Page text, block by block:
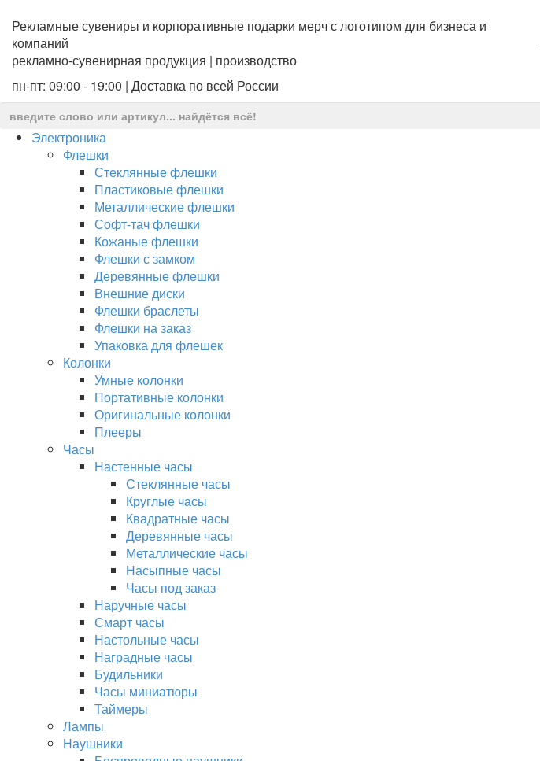
Рекламные сувениры и корпоративные подарки мерч с логотипом для бизнеса и
компаний
рекламно-сувенирная продукция | производство
пн-пт: 09:00 - 19:00 | Доставка по всей России
Электроника
Флешки
Стеклянные флешки
Пластиковые флешки
Металлические флешки
Софт-тач флешки
Кожаные флешки
Флешки с замком
Деревянные флешки
Внешние диски
Флешки браслеты
Флешки на заказ
Упаковка для флешек
Колонки
Умные колонки
Портативные колонки
Оригинальные колонки
Плееры
Часы
Настенные часы
Стеклянные часы
Круглые часы
Квадратные часы
Деревянные часы
Металлические часы
Насыпные часы
Часы под заказ
Наручные часы
Смарт часы
Настольные часы
Наградные часы
Будильники
Часы миниатюры
Таймеры
Лампы
Наушники